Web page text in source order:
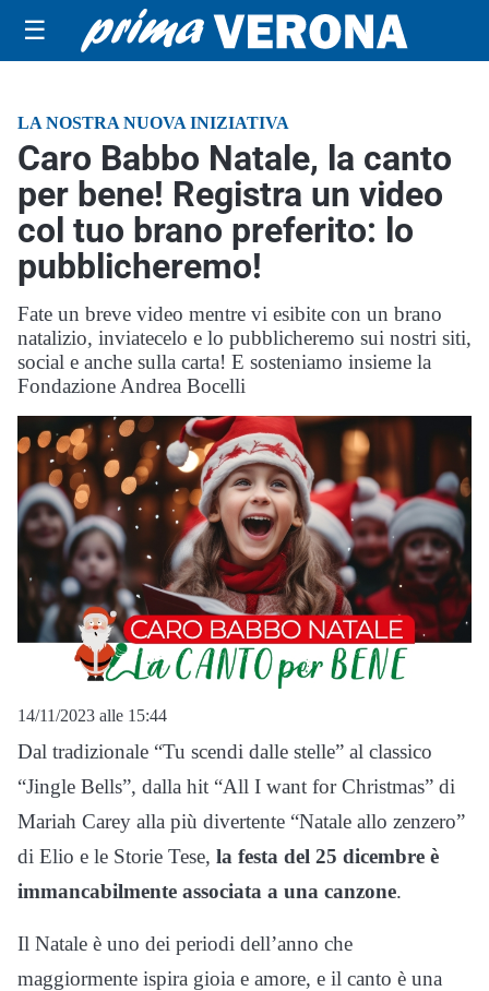
☰
LA NOSTRA NUOVA INIZIATIVA
Caro Babbo Natale, la canto
per bene! Registra un video
col tuo brano preferito: lo
pubblicheremo!
Fate un breve video mentre vi esibite con un brano
natalizio, inviatecelo e lo pubblicheremo sui nostri siti,
social e anche sulla carta! E sosteniamo insieme la
Fondazione Andrea Bocelli
14/11/2023 alle 15:44
Dal tradizionale “Tu scendi dalle stelle” al classico
“Jingle Bells”, dalla hit “All I want for Christmas” di
Mariah Carey alla più divertente “Natale allo zenzero”
di Elio e le Storie Tese, la festa del 25 dicembre è
immancabilmente associata a una canzone.
Il Natale è uno dei periodi dell’anno che
maggiormente ispira gioia e amore, e il canto è una